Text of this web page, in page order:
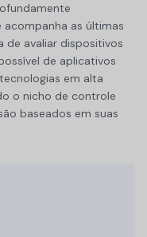
as últimas
de avaliar dispositivos
de aplicativos
em alta
o nicho de controle
baseados em suas